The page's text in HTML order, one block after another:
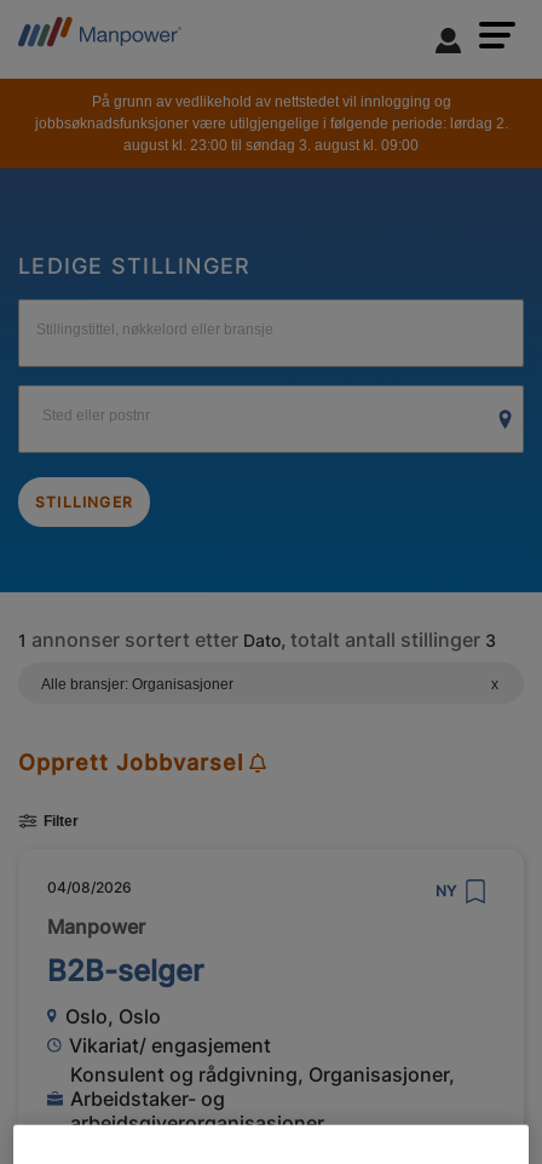
På grunn av vedlikehold av nettstedet vil innlogging og
jobbsøknadsfunksjoner være utilgjengelige i følgende periode: lørdag 2.
august kl. 23:00 til søndag 3. august kl. 09:00
LEDIGE STILLINGER
Stillingstittel, nøkkelord eller bransje
Sted eller postnr
STILLINGER
1 annonser sortert etter Dato, totalt antall stillinger 3
Alle bransjer: Organisasjoner x
Filter
Opprett Jobbvarsel
04/08/2026 NY
Manpower
B2B-selger
Oslo, Oslo
Vikariat/ engasjement
Konsulent og rådgivning, Organisasjoner,
Arbeidstaker- og
arbeidsgiverorganisasjoner